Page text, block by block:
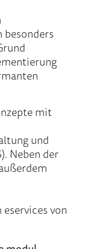
mit
und
Neben der
von